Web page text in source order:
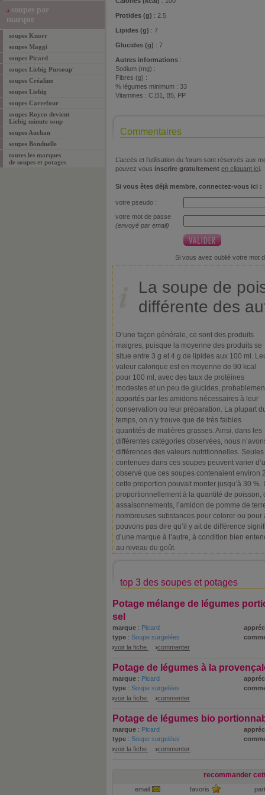
soupes par
marque
soupes Knorr
soupes Maggi
soupes Picard
soupes Liebig Pursoup'
soupes Créaline
soupes Liebig
soupes Carrefour
soupes Royco devient
Liebig minute soup
soupes Auchan
soupes Bonduelle
toutes les marques
de soupes et potages
Protides (g) : 2.5
Lipides (g) : 7
Glucides (g) : 7
Autres informations :
Sodium (mg) :
Fibres (g) :
% légumes minimum : 33
Vitamines : C,B1, B5, PP
Commentaires
L’accès et l’utilisation du forum sont réservés aux
pouvez vous inscrire gratuitement en cliquant ici
Si vous êtes déjà membre, connectez-vous ici :
votre pseudo :
votre mot de passe
(envoyé par email)
Si vous avez oublié votre mot
La soupe de
différente des
D’une façon générale, ce sont des produits
maigres, puisque la moyenne des produits se
situe entre 3 g et 4 g de lipides aux 100 ml.
valeur calorique est en moyenne de 90 kcal
pour 100 ml, avec des taux de protéines
modestes et un peu de glucides,
apportés par les amidons nécessaires à leur
conservation ou leur préparation. La plupart
temps, on n’y trouve que de très faibles
quantités de matières grasses. Ainsi, dans les
différentes catégories observées, nous
différences des valeurs nutritionnelles.
contenues dans ces soupes peuvent varier
observé que ces soupes contenaient environ
cette proportion pouvait monter jusqu’à 30
proportionnellement à la quantité de poisson,
assaisonnements, l’amidon de pomme de
nombreuses substances pour colorer ou pour
pouvons pas dire qu’il y ait de différence
d’une marque à l’autre, à condition bien
au niveau du goût.
top 3 des soupes et potages
Potage mélange de légumes
sel
marque : Picard
type : Soupe surgelées
voir la fiche
commenter
Potage de légumes à la
marque : Picard
type : Soupe surgelées
voir la fiche
commenter
Potage de légumes bio
marque : Picard
type : Soupe surgelées
voir la fiche
commenter
recommander
email favoris